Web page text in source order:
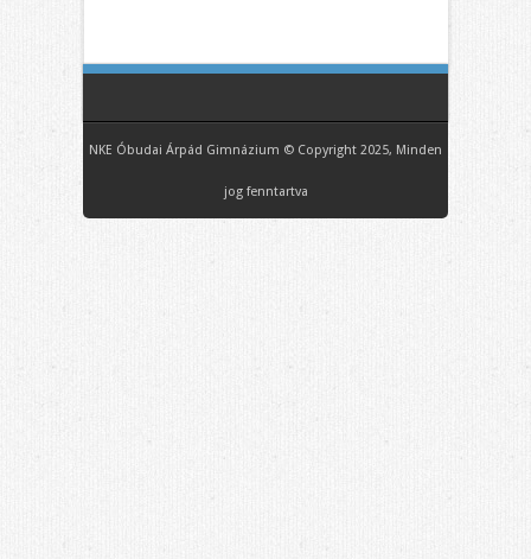
NKE Óbudai Árpád Gimnázium © Copyright 2025, Minden
jog fenntartva